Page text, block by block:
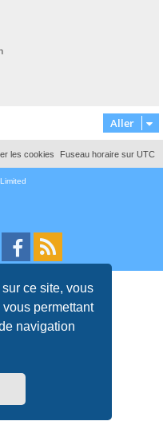
ce site, vous
permettant
navigation
Aller
Fuseau horaire sur UTC
les cookies